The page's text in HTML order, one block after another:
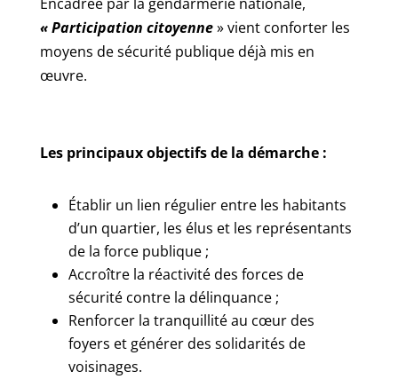
« Participation citoyenne» vient conforter les
moyens de sécurité publique déjà mis en
œuvre.
Les principaux objectifs de la démarche :
Établir un lien régulier entre les habitants
d’un quartier, les élus et les représentants
de la force publique ;
Accroître la réactivité des forces de
sécurité contre la délinquance ;
Renforcer la tranquillité au cœur des
foyers et générer des solidarités de
voisinages.